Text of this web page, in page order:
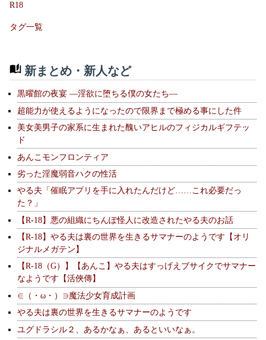
R18
タグ一覧
新まとめ・新人など
黒曜館の夜宴 —淫欲に堕ちる僕の女たち—
超能力が使えるようになったので限界まで極める事にした件
美女美男子の家系に生まれた醜いアヒルのフィジカルギフテッ
ド
あんこモンフロンティア
劣った淫魔弱音ハクの性活
やる夫「催眠アプリを手に入れたんだけど……これ必要だっ
た？」
【R-18】悪の組織にちんぽ怪人に改造されたやる夫のお話
【R-18】やる夫は裏の世界を生きるサマナーのようです【オリ
ジナルメガテン】
【R-18（G）】【あんこ】やる夫はすっげえブサイクでサマナー
なようです【活俠傳】
∈（・ω・）∋魔法少女育成計画
やる夫は裏の世界を生きるサマナーのようです
ユグドラシル２、あるかなぁ、あるといいなぁ。